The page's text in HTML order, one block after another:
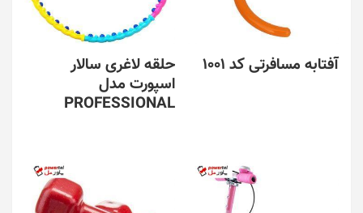
آفتابه مسافرتی کد 1001
حلقه لاغری سالار
اسپورت مدل
PROFESSIONAL